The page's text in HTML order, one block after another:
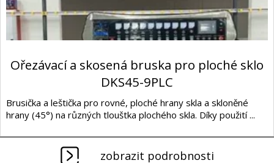
Ořezávací a skosená bruska pro ploché sklo
DKS45-9PLC
Brusička a leštička pro rovné, ploché hrany skla a skloněné
hrany (45°) na různých tlouštka plochého skla. Díky použití ...
zobrazit podrobnosti